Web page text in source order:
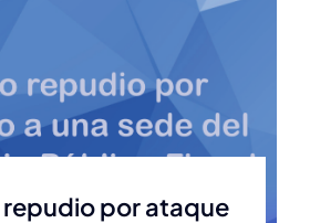
repudio por ataque